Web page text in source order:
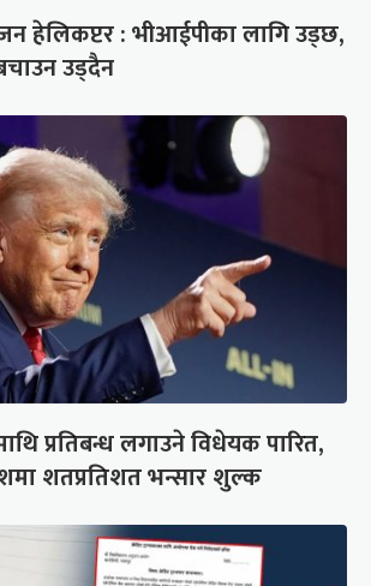
हेलिकप्टर : भीआईपीका लागि उड्छ,
उड्दैन
प्रतिबन्ध लगाउने विधेयक पारित,
शतप्रतिशत भन्सार शुल्क